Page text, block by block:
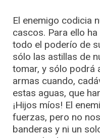
El enemigo codicia
cascos. Para ello
todo el poderío de
sólo las astillas de
tomar, y sólo podrá
armas cuando,
estas aguas, que
¡Hijos míos! El
fuerzas, pero no
banderas y ni un